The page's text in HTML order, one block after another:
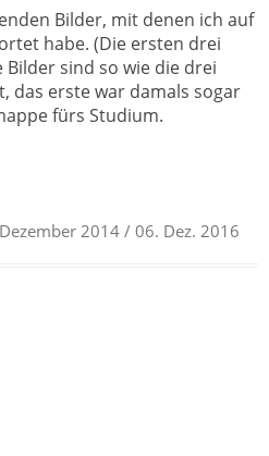
Bilder, mit denen ich auf
habe. (Die ersten drei
sind so wie die drei
das erste war damals sogar
fürs Studium.
2014 / 06. Dez. 2016